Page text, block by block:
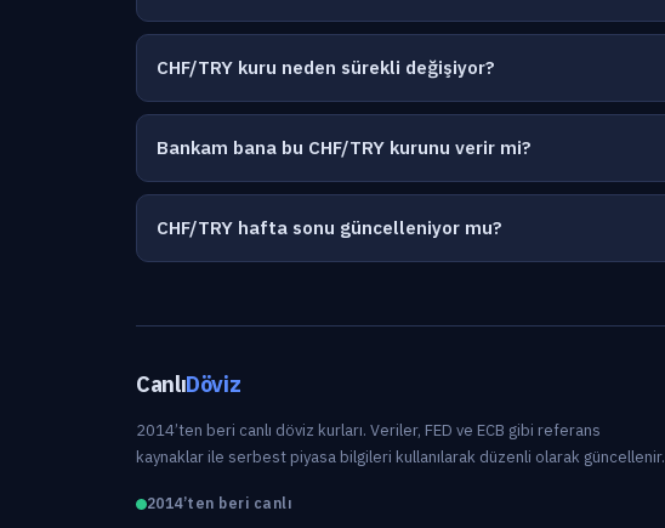
CHF/TRY kuru neden sürekli değişiyor?
Bankam bana bu CHF/TRY kurunu verir mi?
CHF/TRY hafta sonu güncelleniyor mu?
CanlıDöviz
2014’ten beri canlı döviz kurları. Veriler, FED ve ECB gibi referans
kaynaklar ile serbest piyasa bilgileri kullanılarak düzenli olarak güncellenir.
2014’ten beri canlı